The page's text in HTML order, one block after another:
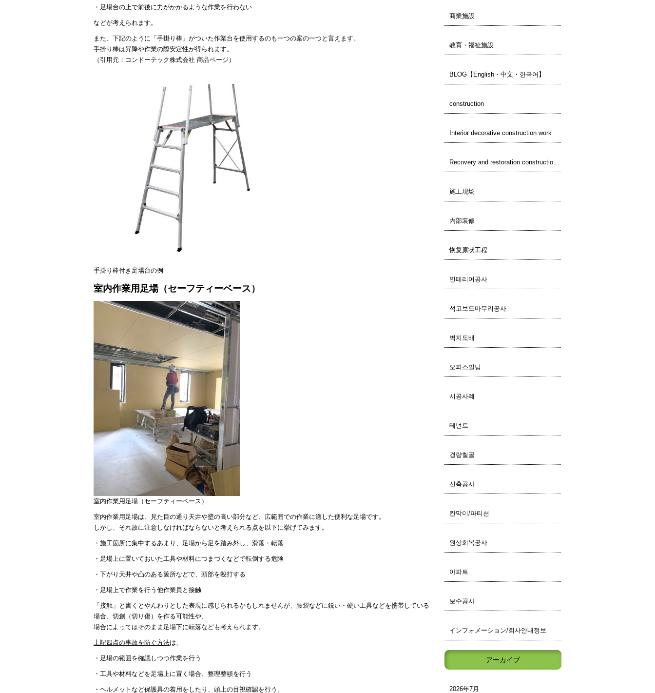
・足場台の上で前後に力がかかるような作業を行わない
などが考えられます。
また、下記のように「手掛り棒」がついた作業台を使用するのも一つの案の一つと言えます。
手掛り棒は昇降や作業の際安定性が得られます。
（引用元： コンドーテック株式会社 商品ページ ）
手掛り棒付き足場台の例
室内作業用足場（セーフティーベース）
室内作業用足場（セーフティーベース）
室内作業用足場は、見た目の通り天井や壁の高い部分など、広範囲での作業に適した便利な足場です。
しかし、それ故に注意しなければならないと考えられる点を以下に挙げてみます。
・施工箇所に集中するあまり、足場から足を踏み外し、滑落・転落
・足場上に置いておいた工具や材料につまづくなどで転倒する危険
・下がり天井や凸のある箇所などで、頭部を殴打する
・足場上で作業を行う他作業員と接触
「接触」と書くとやんわりとした表現に感じられるかもしれませんが、腰袋などに鋭い・硬い工具などを携帯している
場合、切創（切り傷）を作る可能性や、
場合によってはそのまま足場下に転落なども考えられます。
上記四点の事故を防ぐ方法は、
・足場の範囲を確認しつつ作業を行う
・工具や材料などを足場上に置く場合、整理整頓を行う
・ヘルメットなど保護具の着用をしたり、頭上の目視確認を行う。
商業施設
教育・福祉施設
BLOG【English・中文・한국어】
construction
Interior decorative construction work
Recovery and restoration construction work
施工现场
内部装修
恢复原状工程
인테리어공사
석고보드마무리공사
벽지도배
오피스빌딩
시공사례
테넌트
경량철골
신축공사
칸막이/파티션
원상회복공사
아파트
보수공사
インフォメーション/회사안내정보
アーカイブ
2026年7月